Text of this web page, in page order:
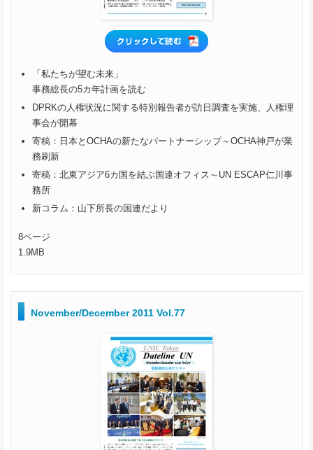
「私たちが望む未来」
事務総長の5カ年計画を読む
DPRKの人権状況に関する特別報告者が訪日調査を実施、人権理
事会が開幕
寄稿：日本とOCHAの新たなパートナーシップ～OCHA神戸が業
務刷新
寄稿：北東アジア6カ国を結ぶ国連オフィス～UN ESCAP仁川事
務所
新コラム：山下所長の国連だより
8ページ
1.9MB
November/December 2011 Vol.77